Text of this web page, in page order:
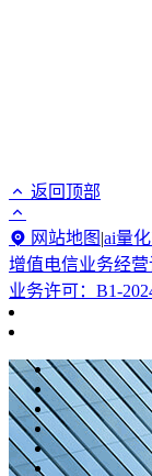
返回顶部
网站地图 |ai量
增值电信业务经营
业务许可：B1-